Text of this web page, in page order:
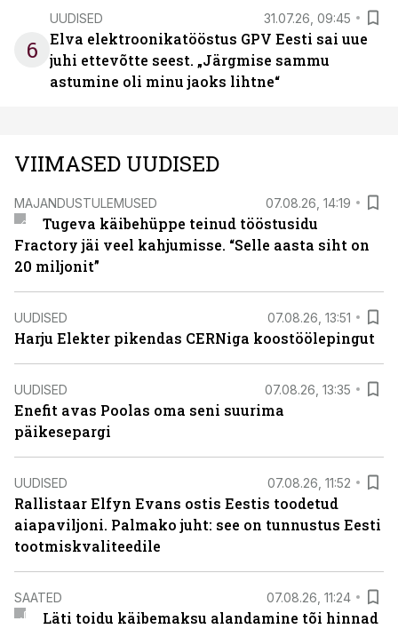
6
UUDISED 31.07.26, 09:45
Elva elektroonikatööstus GPV Eesti sai uue
juhi ettevõtte seest. „Järgmise sammu
astumine oli minu jaoks lihtne“
VIIMASED UUDISED
MAJANDUSTULEMUSED 07.08.26, 14:19
Tugeva käibehüppe teinud tööstusidu
Fractory jäi veel kahjumisse. “Selle aasta siht on
20 miljonit”
UUDISED 07.08.26, 13:51
Harju Elekter pikendas CERNiga koostöölepingut
UUDISED 07.08.26, 13:35
Enefit avas Poolas oma seni suurima
päikesepargi
UUDISED 07.08.26, 11:52
Rallistaar Elfyn Evans ostis Eestis toodetud
aiapaviljoni. Palmako juht: see on tunnustus Eesti
tootmiskvaliteedile
SAATED 07.08.26, 11:24
Läti toidu käibemaksu alandamine tõi hinnad